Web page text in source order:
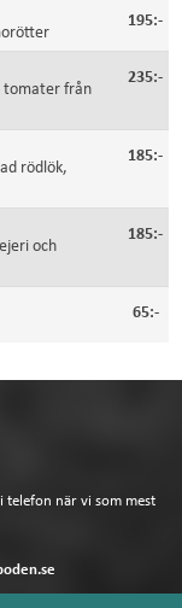
195:-
tomater från
235:-
rödlök,
185:-
och
185:-
65:-
telefon när vi som mest